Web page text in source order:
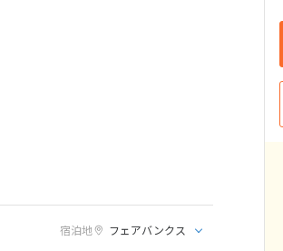
宿泊地 フェアバンクス